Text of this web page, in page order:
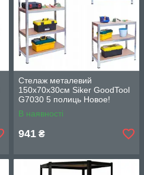
Стелаж металевий
150х70х30см Siker GoodTool
G7030 5 полиць Новое!
В наявності
941 ₴